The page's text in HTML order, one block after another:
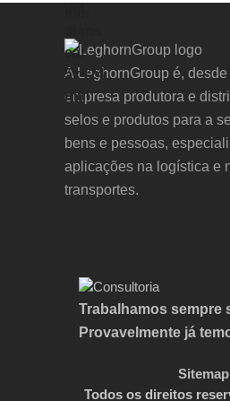
A LeghornGroup é,
empresa produtora e
selos e produtos para a
bens e pessoas,
aplicações na logística e
transportes.
Trabalhamos sempre
Provavelmente já
Sitemap
Todos os direitos